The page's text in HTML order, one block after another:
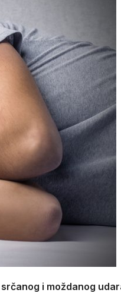
i moždanog